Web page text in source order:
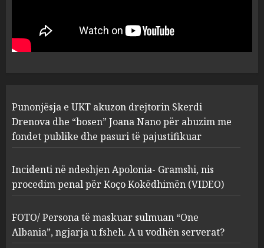
1
“bosen” Joana Nano për
abuzim me fondet publike dhe
pasuri të pajustifikuar
2
Apolonia- Gramshi, nis
procedim penal për Koço
Kokëdhimën (VIDEO)
MARCH 27, 2025
3
FOTO/ Persona të maskuar
sulmuan “One Albania”,
ngjarja u fsheh. A u vodhën
serverat?
MARCH 25, 2025
Punonjësja e UKT akuzon drejtorin Skerdi
Drenova dhe “bosen” Joana Nano për abuzim me
fondet publike dhe pasuri të pajustifikuar
Incidenti në ndeshjen Apolonia- Gramshi, nis
procedim penal për Koço Kokëdhimën (VIDEO)
FOTO/ Persona të maskuar sulmuan “One
Albania”, ngjarja u fsheh. A u vodhën serverat?